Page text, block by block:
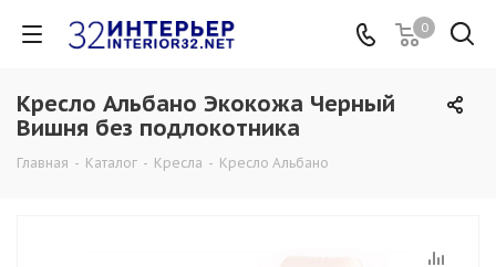
0
Кресло Альбано Экокожа Черный
Вишня без подлокотника
Главная - Каталог - Кресла - Кресло Альбано